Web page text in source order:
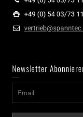
+49 (0) 54 03/73
Newsletter